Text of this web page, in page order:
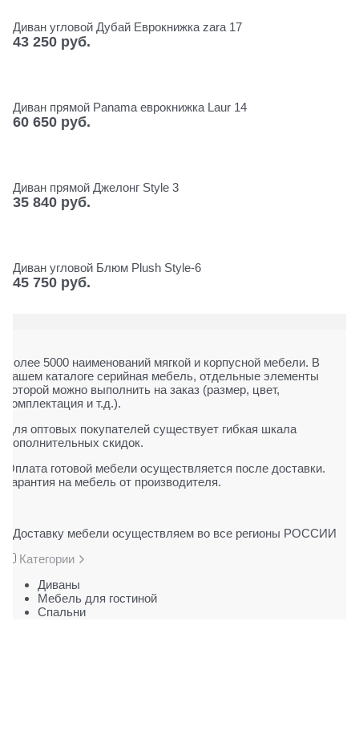
Диван угловой Дубай Еврокнижка zara 17
43 250 руб.
Диван прямой Panama еврокнижка Laur 14
60 650 руб.
Диван прямой Джелонг Style 3
35 840 руб.
Диван угловой Блюм Plush Style-6
45 750 руб.
Более 5000 наименований мягкой и корпусной мебели. В
нашем каталоге серийная мебель, отдельные элементы
которой можно выполнить на заказ (размер, цвет,
комплектация и т.д.).
Для оптовых покупателей существует гибкая шкала
дополнительных скидок.
Оплата готовой мебели осуществляется после доставки.
Гарантия на мебель от производителя.
Доставку мебели осуществляем во все регионы РОССИИ
Категории
Диваны
Мебель для гостиной
Cпальни